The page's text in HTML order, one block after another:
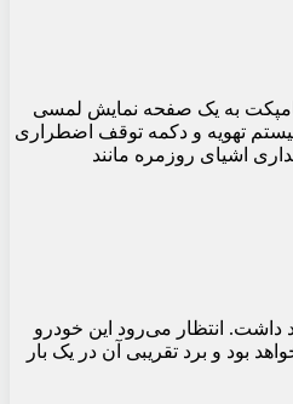
که نسخه نهایی این خودرو در سال 2026 عرضه خواهد شد. این هچبک کامپکت به یک صفحه نمایش لمسی
برای کنترل سیستم تهویه و دکمه توقف اضطراری
اشیای روزمره مانند
است، اما گفته شده که نسخه الکتریکی آن مصرف انرژی معادل 10 کیلووات‌ساعت در هر 100 کیلومتر خواهد داشت. انتظار می‌رود این خودرو
اسب بخاری نیز در آینده معرفی شود. باتری این خودرو احتمالاً دارای ظرفیت 40 کیلووات‌ساعت خواهد بود و برد تقریبی آن در یک بار